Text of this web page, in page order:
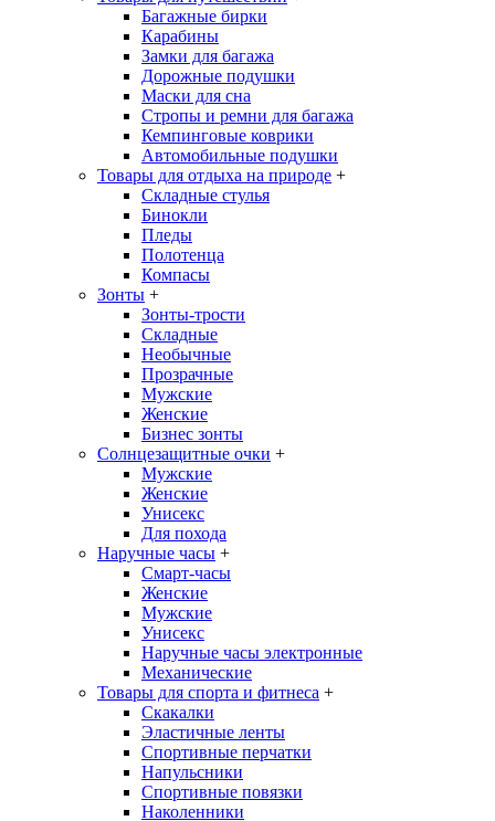
Багажные бирки
Карабины
Замки для багажа
Дорожные подушки
Маски для сна
Стропы и ремни для багажа
Кемпинговые коврики
Автомобильные подушки
Товары для отдыха на природе +
Складные стулья
Бинокли
Пледы
Полотенца
Компасы
Зонты +
Зонты-трости
Складные
Необычные
Прозрачные
Мужские
Женские
Бизнес зонты
Солнцезащитные очки +
Мужские
Женские
Унисекс
Для похода
Наручные часы +
Смарт-часы
Женские
Мужские
Унисекс
Наручные часы электронные
Механические
Товары для спорта и фитнеса +
Скакалки
Эластичные ленты
Спортивные перчатки
Напульсники
Спортивные повязки
Наколенники